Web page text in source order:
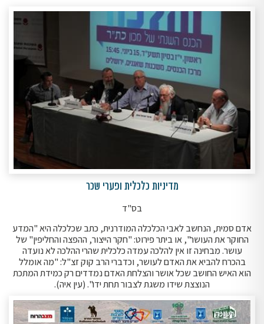
מדיניות כלכלית ופערי שכר
בס"ד
אדם סמית, הנחשב לאבי הכלכלה המודרנית, כתב שכלכלה היא "המדע
החוקר את העושר", או ביתר פירוט: "חקר הייצור, ההפצה והחליפין" של
עושר. מבחינה זו אין להלכה עמדה כלכלית שהרי ההלכה לא נועדה
בהכרח להביא את האדם לעושר, וכדברי הרב קוק זצ"ל: "מה אומלל
הוא האיש החושב שכל אושר והצלחת האדם נמדדים רק כמידת המתכת
הנוצצת שידו משגת לצבור תחת ידו". (עין איה).